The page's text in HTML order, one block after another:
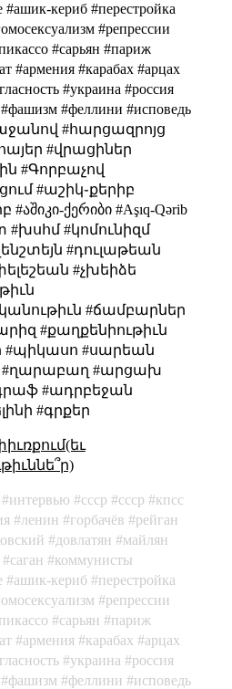
#ашик-кериб #перестройка
#репрессии
#сарьян #париж
#армения #карабах #арцах
#украина #россия
#феллини #исповедь
#հարցազրոյց
#վրացիներ
#Գորբաչով
#աշիկ֊քերիբ
ქერიბი #Aşıq-Qərib
#խսհմ #կոմունիզմ
#դուլաթեան
#չխեիձե
#ճամբարներ
#քաղքենիութիւն
#պիկասո #սարեան
#արցախ
#ադրբեջան
#գրքեր
интервью cccp ссср
кпсс
ленин горбачёв
рейган
довлатян
майлян
саган
коммунисты
ашик-кериб
перестройка
репрессии
сарьян
париж
армения карабах
арцах
украина
россия
фашизм феллини
исповедь